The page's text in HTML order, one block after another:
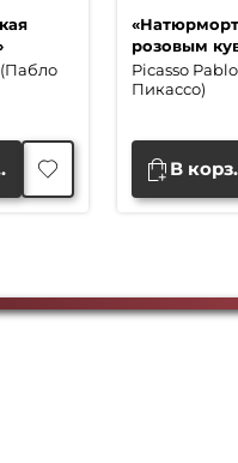
(Пабло
розовым
Picasso
Пикассо)
В